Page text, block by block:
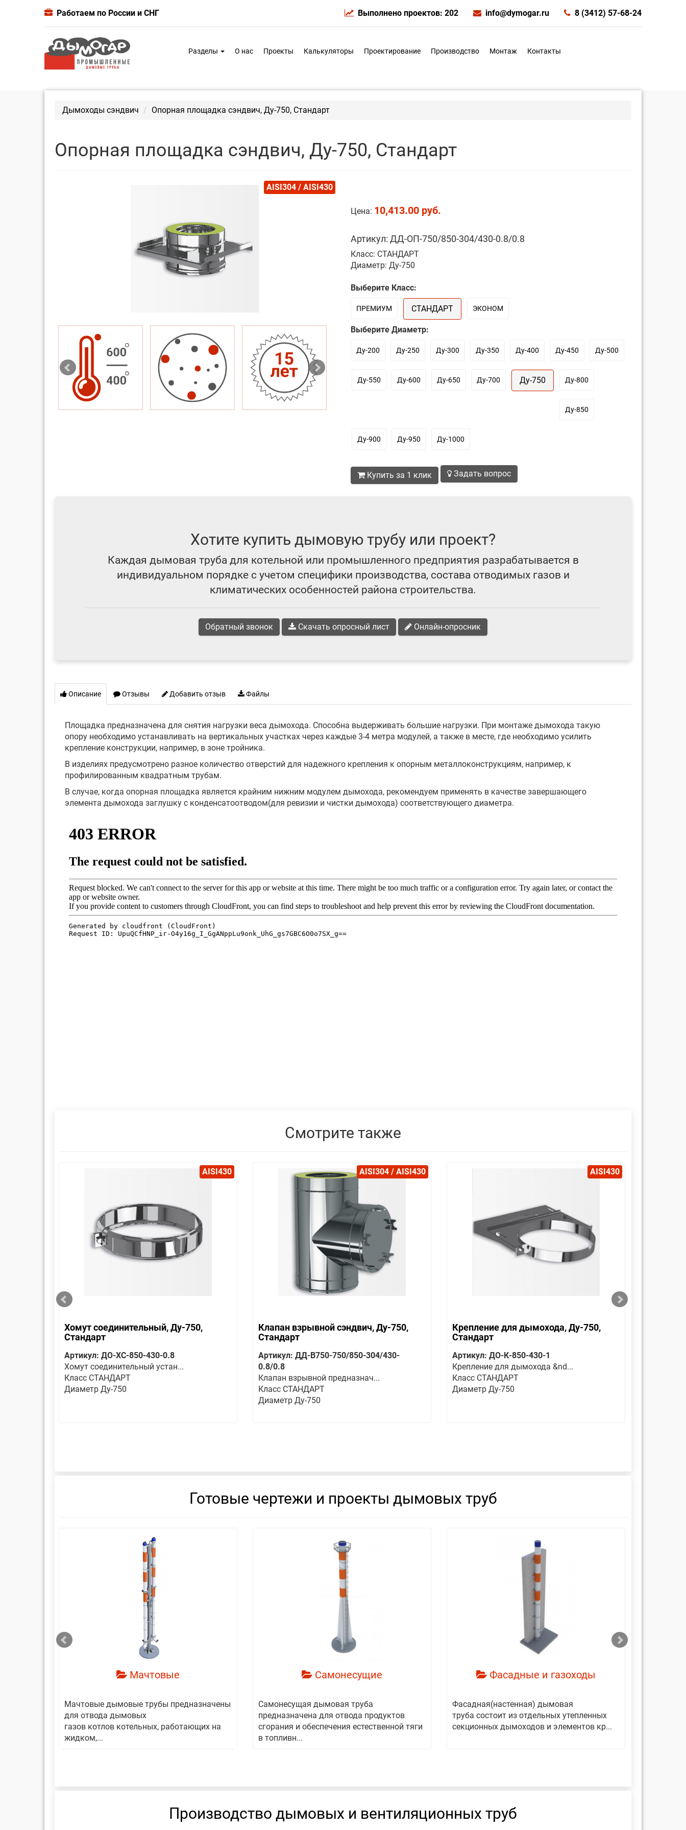
Работаем по России и СНГ Выполнено проектов: 202 info@dymogar.ru 8 (3412) 57-68-24
Разделы О нас Проекты Калькуляторы Проектирование Производство Монтаж Контакты
Дымоходы сэндвич Опорная площадка сэндвич, Ду-750, Стандарт
Опорная площадка сэндвич, Ду-750, Стандарт
AISI304 / AISI430
Цена: 10,413.00 руб.
Артикул: ДД-ОП-750/850-304/430-0.8/0.8
Класс: СТАНДАРТ
Диаметр: Ду-750
Выберите Класс:
ПРЕМИУМ СТАНДАРТ ЭКОНОМ
Выберите Диаметр:
Ду-200 Ду-250 Ду-300 Ду-350 Ду-400 Ду-450 Ду-500
Ду-550 Ду-600 Ду-650 Ду-700 Ду-750 Ду-800
Ду-850
Ду-900 Ду-950 Ду-1000
Купить за 1 клик Задать вопрос
Хотите купить дымовую трубу или проект?
Каждая дымовая труба для котельной или промышленного предприятия разрабатывается в
индивидуальном порядке с учетом специфики производства, состава отводимых газов и
климатических особенностей района строительства.
Обратный звонок Скачать опросный лист Онлайн-опросник
Описание Отзывы Добавить отзыв Файлы
Площадка предназначена для снятия нагрузки веса дымохода. Способна выдерживать большие нагрузки. При монтаже дымохода такую
опору необходимо устанавливать на вертикальных участках через каждые 3-4 метра модулей, а также в месте, где необходимо усилить
крепление конструкции, например, в зоне тройника.
В изделиях предусмотрено разное количество отверстий для надежного крепления к опорным металлоконструкциям, например, к
профилированным квадратным трубам.
В случае, когда опорная площадка является крайним нижним модулем дымохода, рекомендуем применять в качестве завершающего
элемента дымохода заглушку с конденсатоотводом(для ревизии и чистки дымохода) соответствующего диаметра.
Смотрите также
AISI430
Хомут соединительный, Ду-750,
Стандарт
Артикул: ДО-ХС-850-430-0.8
Хомут соединительный устан...
Класс СТАНДАРТ
Диаметр Ду-750
AISI304 / AISI430
Клапан взрывной сэндвич, Ду-750,
Стандарт
Артикул: ДД-В750-750/850-304/430-
0.8/0.8
Клапан взрывной предназнач...
Класс СТАНДАРТ
Диаметр Ду-750
AISI430
Крепление для дымохода, Ду-750,
Стандарт
Артикул: ДО-К-850-430-1
Крепление для дымохода &nd...
Класс СТАНДАРТ
Диаметр Ду-750
Готовые чертежи и проекты дымовых труб
Мачтовые
Мачтовые дымовые трубы предназначены
для отвода дымовых
газов котлов котельных, работающих на
жидком,...
Самонесущие
Самонесущая дымовая труба
предназначена для отвода продуктов
сгорания и обеспечения естественной тяги
в топливн...
Фасадные и газоходы
Фасадная(настенная) дымовая
труба состоит из отдельных утепленных
секционных дымоходов и элементов кр...
Производство дымовых и вентиляционных труб